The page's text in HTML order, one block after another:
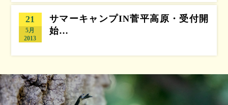
21
5月
2013
サマーキャンプIN菅平高原・受付開
始…